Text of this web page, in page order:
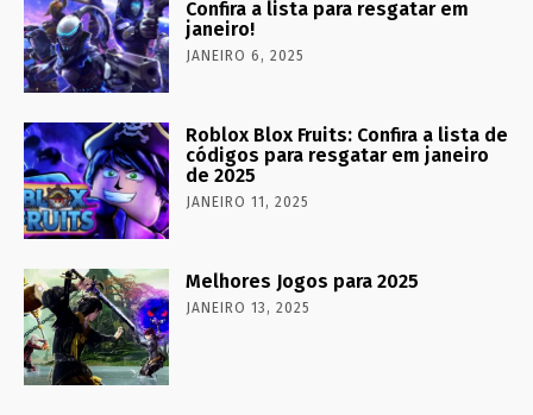
Confira a lista para resgatar em
janeiro!
JANEIRO 6, 2025
Roblox Blox Fruits: Confira a lista de
códigos para resgatar em janeiro
de 2025
JANEIRO 11, 2025
Melhores Jogos para 2025
JANEIRO 13, 2025